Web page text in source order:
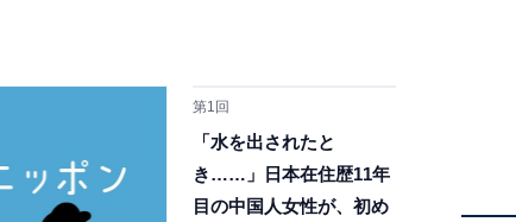
第1回
「水を出されたと
き……」日本在住歴11年
目の中国人女性が、初め